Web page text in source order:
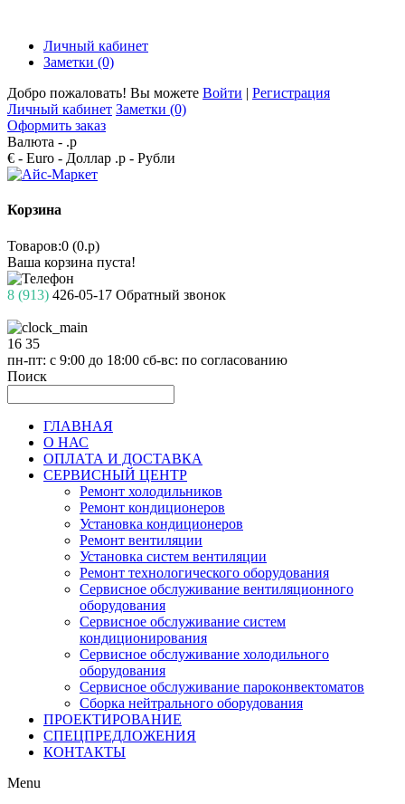
Личный кабинет
Заметки (0)
Добро пожаловать! Вы можете Войти | Регистрация
Личный кабинет Заметки (0)
Оформить заказ
Валюта - .р
€ - Euro - Доллар .р - Рубли
Корзина
Товаров:0 (0.р)
Ваша корзина пуста!
8 (913) 426-05-17 Обратный звонок
16 35
пн-пт: с 9:00 до 18:00 сб-вс: по согласованию
Поиск
ГЛАВНАЯ
О НАС
ОПЛАТА И ДОСТАВКА
СЕРВИСНЫЙ ЦЕНТР
Ремонт холодильников
Ремонт кондиционеров
Установка кондиционеров
Ремонт вентиляции
Установка систем вентиляции
Ремонт технологического оборудования
Cервисное обслуживание вентиляционного
оборудования
Cервисное обслуживание систем
кондиционирования
Cервисное обслуживание холодильного
оборудования
Сервисное обслуживание пароконвектоматов
Сборка нейтрального оборудования
ПРОЕКТИРОВАНИЕ
СПЕЦПРЕДЛОЖЕНИЯ
КОНТАКТЫ
Menu